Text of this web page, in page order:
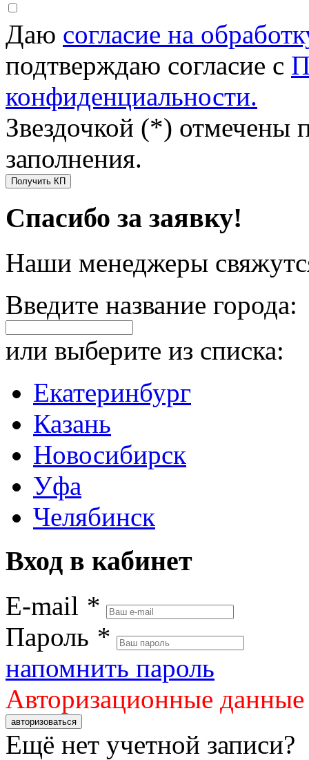
Даю согласие на
подтверждаю согласие с
конфиденциальности.
Звездочкой (*) отмечены
заполнения.
Получить КП
Спасибо за заявку!
Наши менеджеры
Введите название города:
или выберите из списка:
Екатеринбург
Казань
Новосибирск
Уфа
Челябинск
Вход в кабинет
E-mail *
Пароль *
напомнить пароль
Авторизационные
авторизоваться
Ещё нет учетной записи?